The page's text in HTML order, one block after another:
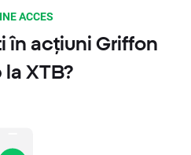
ACCES
în acțiuni Griffon
XTB?